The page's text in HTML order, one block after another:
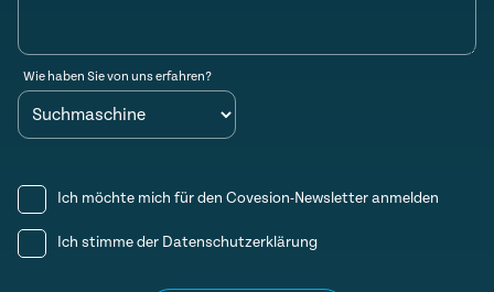
Wie haben Sie von uns erfahren?
Ich möchte mich für den Covesion-Newsletter anmelden
Ich stimme der Datenschutzerklärung